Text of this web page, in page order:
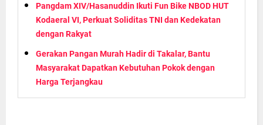
Pangdam XIV/Hasanuddin Ikuti Fun Bike NBOD HUT
Kodaeral VI, Perkuat Soliditas TNI dan Kedekatan
dengan Rakyat
Gerakan Pangan Murah Hadir di Takalar, Bantu
Masyarakat Dapatkan Kebutuhan Pokok dengan
Harga Terjangkau